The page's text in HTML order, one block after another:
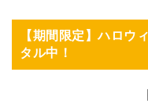
【期間限定】ハロ
タル中！